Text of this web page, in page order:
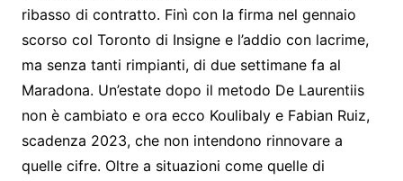
ribasso di contratto. Finì con la firma nel gennaio
scorso col Toronto di Insigne e l’addio con lacrime,
ma senza tanti rimpianti, di due settimane fa al
Maradona. Un’estate dopo il metodo De Laurentiis
non è cambiato e ora ecco Koulibaly e Fabian Ruiz,
scadenza 2023, che non intendono rinnovare a
quelle cifre. Oltre a situazioni come quelle di